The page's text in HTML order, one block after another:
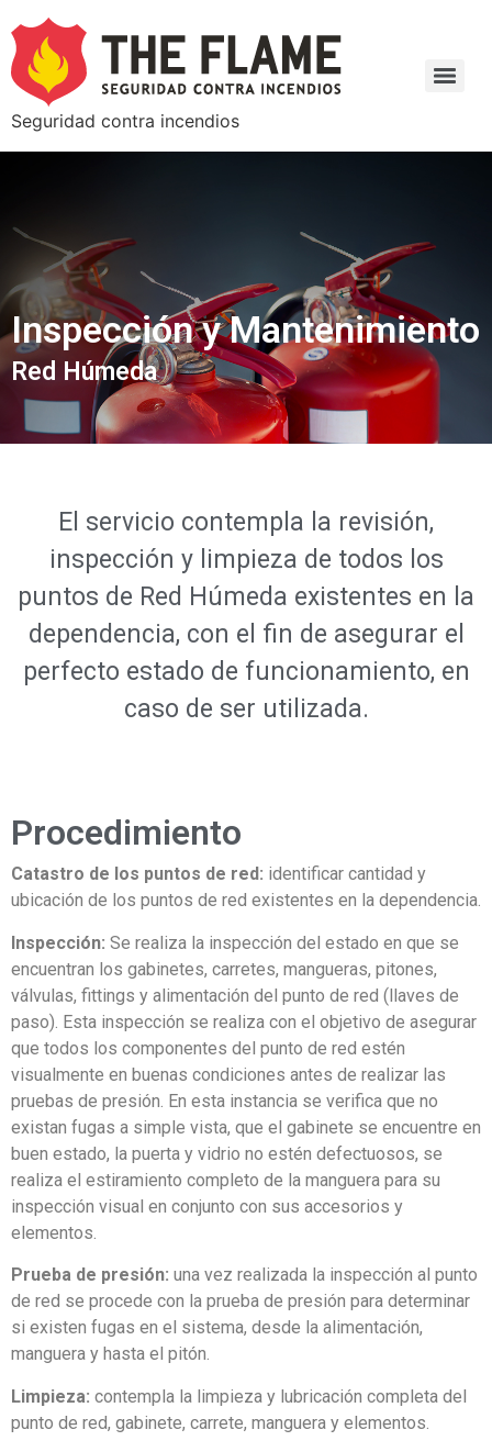
Seguridad contra incendios
Inspección y Mantenimiento
Red Húmeda
El servicio contempla la revisión,
inspección y limpieza de todos los
puntos de Red Húmeda existentes en la
dependencia, con el fin de asegurar el
perfecto estado de funcionamiento, en
caso de ser utilizada.
Procedimiento
Catastro de los puntos de red: identificar cantidad y
ubicación de los puntos de red existentes en la dependencia.
Inspección: Se realiza la inspección del estado en que se
encuentran los gabinetes, carretes, mangueras, pitones,
válvulas, fittings y alimentación del punto de red (llaves de
paso). Esta inspección se realiza con el objetivo de asegurar
que todos los componentes del punto de red estén
visualmente en buenas condiciones antes de realizar las
pruebas de presión. En esta instancia se verifica que no
existan fugas a simple vista, que el gabinete se encuentre en
buen estado, la puerta y vidrio no estén defectuosos, se
realiza el estiramiento completo de la manguera para su
inspección visual en conjunto con sus accesorios y
elementos.
Prueba de presión: una vez realizada la inspección al punto
de red se procede con la prueba de presión para determinar
si existen fugas en el sistema, desde la alimentación,
manguera y hasta el pitón.
Limpieza: contempla la limpieza y lubricación completa del
punto de red, gabinete, carrete, manguera y elementos.